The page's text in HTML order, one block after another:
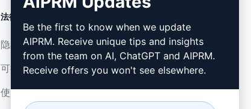
法律
隐私政策 (en)
可接受使用政策 (en)
使用条款 (en)
如何安装 (en)
谷歌浏览器 (en)
微软边缘 (en)
Be the first to know when we update
AIPRM. Receive unique tips and insights
from the team on AI, ChatGPT and AIPRM.
Receive offers you won't see elsewhere.